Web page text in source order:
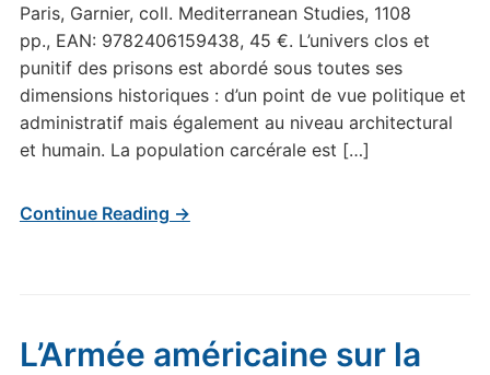
Paris, Garnier, coll. Mediterranean Studies, 1108
pp., EAN: 9782406159438, 45 €. L’univers clos et
punitif des prisons est abordé sous toutes ses
dimensions historiques : d’un point de vue politique et
administratif mais également au niveau architectural
et humain. La population carcérale est […]
Continue Reading →
L’Armée américaine sur la